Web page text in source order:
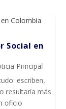
SociaI en
Principal
escriben,
resultaría más
oficio